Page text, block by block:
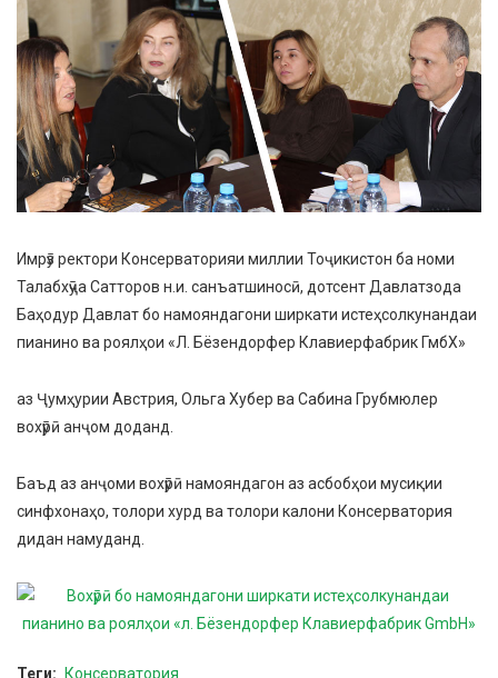
Имрӯз ректори Консерваторияи миллии Тоҷикистон ба номи
Талабхӯҷа Сатторов н.и. санъатшиносӣ, дотсент Давлатзода
Баҳодур Давлат бо намояндагони ширкати истеҳсолкунандаи
пианино ва роялҳои «Л. Бёзендорфер Клавиерфабрик ГмбХ»
аз Ҷумҳурии Австрия, Ольга Хубер ва Сабина Грубмюлер
вохӯрӣ анҷом доданд.
Баъд аз анҷоми вохӯрӣ намояндагон аз асбобҳои мусиқии
синфхонаҳо, толори хурд ва толори калони Консерватория
дидан намуданд.
Теги
Консерватория